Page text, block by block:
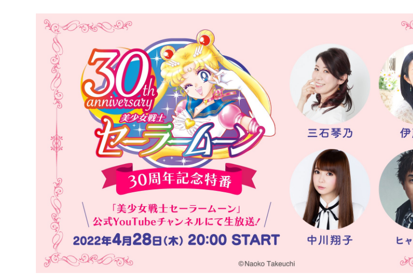
Twitter 原作担当：おさぶ@osabu8
LINK